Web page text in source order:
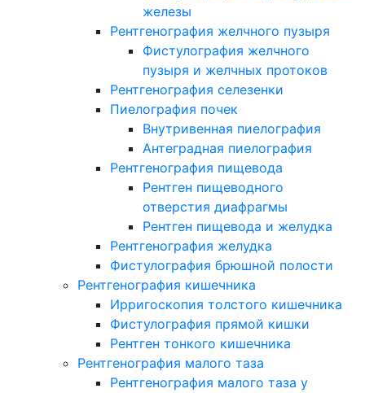
железы
Рентгенография желчного пузыря
Фистулография желчного
пузыря и желчных протоков
Рентгенография селезенки
Пиелография почек
Внутривенная пиелография
Антеградная пиелография
Рентгенография пищевода
Рентген пищеводного
отверстия диафрагмы
Рентген пищевода и желудка
Рентгенография желудка
Фистулография брюшной полости
Рентгенография кишечника
Ирригоскопия толстого кишечника
Фистулография прямой кишки
Рентген тонкого кишечника
Рентгенография малого таза
Рентгенография малого таза у